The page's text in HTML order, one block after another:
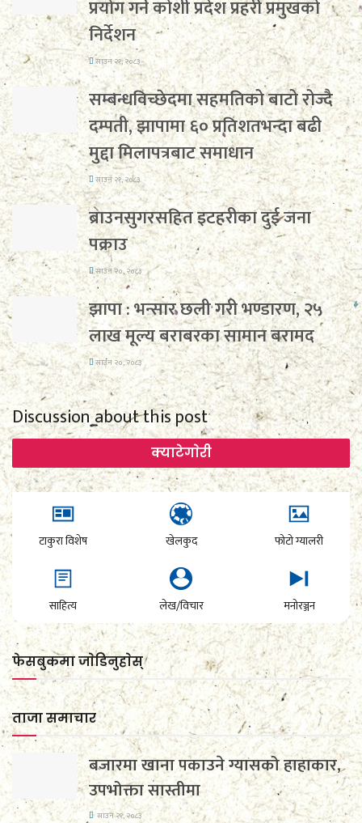
प्रयोग गर्न कोशी प्रदेश प्रहरी प्रमुखको
निर्देशन
साउन २१, २०८३
सम्बन्धविच्छेदमा सहमतिको बाटो रोज्दै
दम्पती, झापामा ६० प्रतिशतभन्दा बढी
मुद्दा मिलापत्रबाट समाधान
साउन २१, २०८३
ब्राउनसुगरसहित इटहरीका दुई जना
पक्राउ
साउन २०, २०८३
झापा : भन्सार छली गरी भण्डारण, २५
लाख मूल्य बराबरका सामान बरामद
साउन २०, २०८३
Discussion about this post
क्याटेगाेरी
टाकुरा विशेष खेलकुद फोटो ग्यालरी
साहित्य लेख/विचार मनोरञ्जन
फेसबुकमा जाेडिनुहाेस्
ताजा समाचार
बजारमा खाना पकाउने ग्यासको हाहाकार,
उपभोक्ता सास्तीमा
साउन २१, २०८३